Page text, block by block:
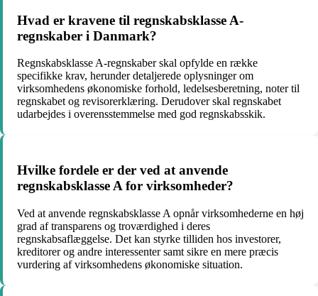
Hvad er kravene til regnskabsklasse A-
regnskaber i Danmark?
Regnskabsklasse A-regnskaber skal opfylde en række
specifikke krav, herunder detaljerede oplysninger om
virksomhedens økonomiske forhold, ledelsesberetning, noter til
regnskabet og revisorerklæring. Derudover skal regnskabet
udarbejdes i overensstemmelse med god regnskabsskik.
Hvilke fordele er der ved at anvende
regnskabsklasse A for virksomheder?
Ved at anvende regnskabsklasse A opnår virksomhederne en høj
grad af transparens og troværdighed i deres
regnskabsaflæggelse. Det kan styrke tilliden hos investorer,
kreditorer og andre interessenter samt sikre en mere præcis
vurdering af virksomhedens økonomiske situation.